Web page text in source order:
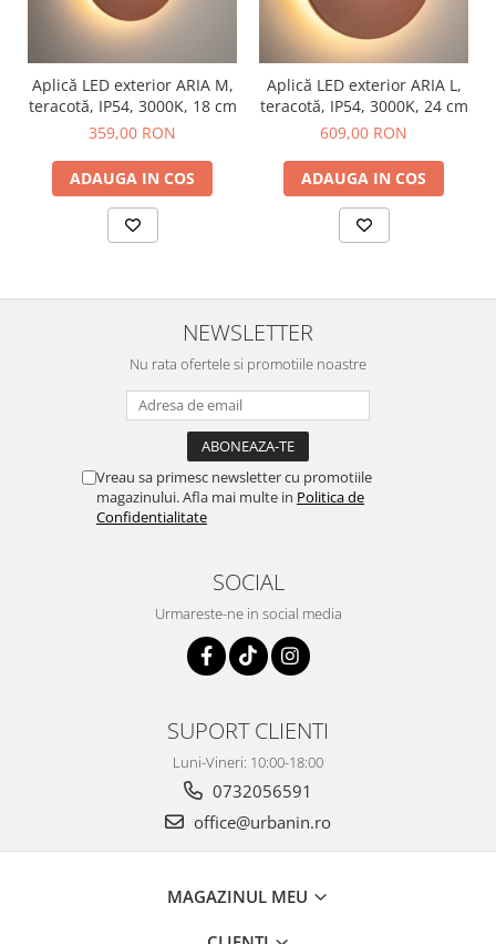
Aplică LED exterior ARIA M,
teracotă, IP54, 3000K, 18 cm
359,00 RON
ADAUGA IN COS
Aplică LED exterior ARIA L,
teracotă, IP54, 3000K, 24 cm
609,00 RON
ADAUGA IN COS
NEWSLETTER
Nu rata ofertele si promotiile noastre
Vreau sa primesc newsletter cu promotiile
magazinului. Afla mai multe in Politica de
Confidentialitate
SOCIAL
Urmareste-ne in social media
SUPORT CLIENTI
Luni-Vineri: 10:00-18:00
0732056591
office@urbanin.ro
MAGAZINUL MEU